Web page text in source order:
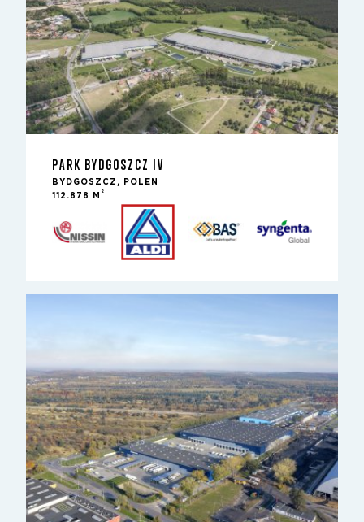
PARK BYDGOSZCZ IV
BYDGOSZCZ, POLEN
112.878 M
2